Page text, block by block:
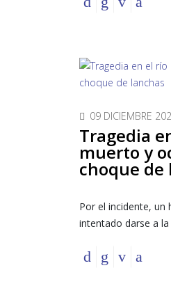
09 DICIEMBRE
Tragedia
muerto y
choque de
Por el incidente, un
intentado darse a la